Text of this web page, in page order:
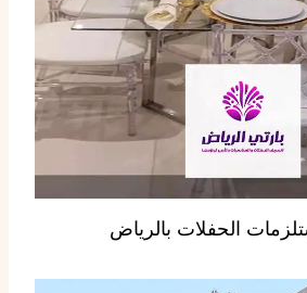
الحفلات بالرياض